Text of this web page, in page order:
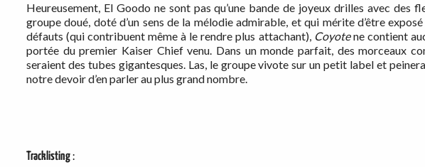
Heureusement, El Goodo ne sont pas qu’une bande de joyeux drilles avec des
groupe doué, doté d’un sens de la mélodie admirable, et qui mérite d’être
défauts (qui contribuent même à le rendre plus attachant), Coyotene contient
portée du premier Kaiser Chief venu. Dans un monde parfait, des morceaux
seraient des tubes gigantesques. Las, le groupe vivote sur un petit label et
notre devoir d’en parler au plus grand nombre.
Tracklisting: